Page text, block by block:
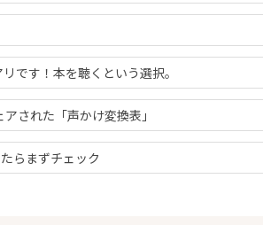
です！本を聴くという選択。
された「声かけ変換表」
らまずチェック